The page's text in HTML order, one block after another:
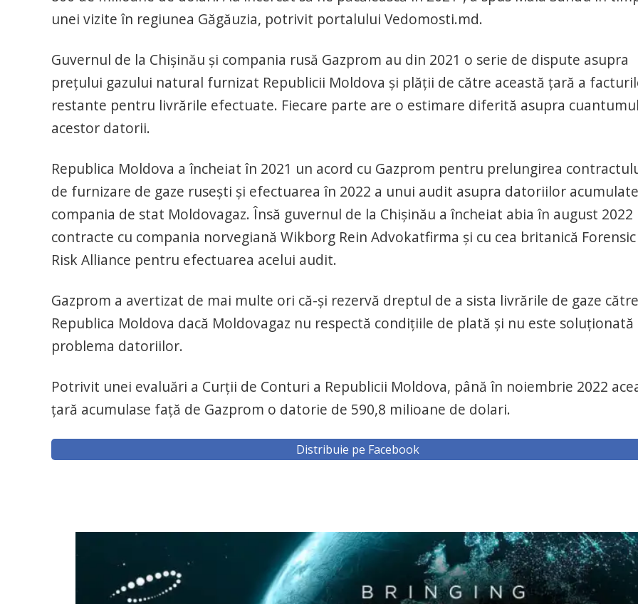
unei vizite în regiunea Găgăuzia, potrivit portalului Vedomosti.md.
Guvernul de la Chişinău şi compania rusă Gazprom au din 2021 o serie de dispute asupra
preţului gazului natural furnizat Republicii Moldova şi plăţii de către această ţară a
restante pentru livrările efectuate. Fiecare parte are o estimare diferită asupra
acestor datorii.
Republica Moldova a încheiat în 2021 un acord cu Gazprom pentru prelungirea
de furnizare de gaze ruseşti şi efectuarea în 2022 a unui audit asupra datoriilor
compania de stat Moldovagaz. Însă guvernul de la Chişinău a încheiat abia în august 2022
contracte cu compania norvegiană Wikborg Rein Advokatfirma şi cu cea britanică Forensic
Risk Alliance pentru efectuarea acelui audit.
Gazprom a avertizat de mai multe ori că-şi rezervă dreptul de a sista livrările de gaze către
Republica Moldova dacă Moldovagaz nu respectă condiţiile de plată şi nu este soluţionată
problema datoriilor.
Potrivit unei evaluări a Curţii de Conturi a Republicii Moldova, până în noiembrie 2022
ţară acumulase faţă de Gazprom o datorie de 590,8 milioane de dolari.
Distribuie pe Facebook